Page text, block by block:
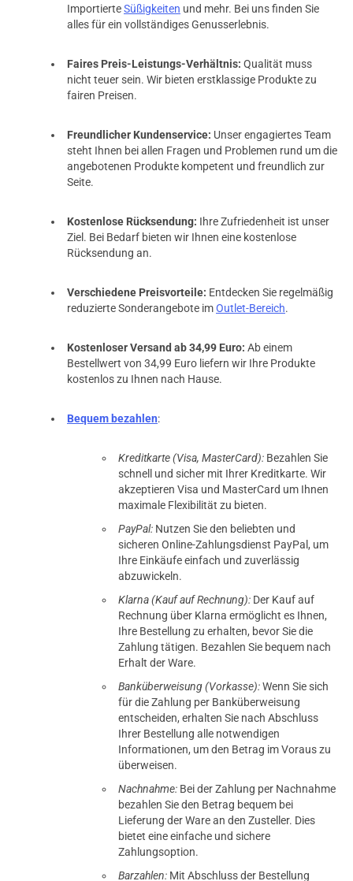
next
ImportierteSüßigkeiten und mehr. Bei uns finden Sie
alles für ein vollständiges Genusserlebnis.
Faires Preis-Leistungs-Verhältnis: Qualität muss
nicht teuer sein. Wir bieten erstklassige Produkte zu
fairen Preisen.
Freundlicher Kundenservice: Unser engagiertes Team
steht Ihnen bei allen Fragen und Problemen rund um die
angebotenen Produkte kompetent und freundlich zur
Seite.
Kostenlose Rücksendung: Ihre Zufriedenheit ist unser
Ziel. Bei Bedarf bieten wir Ihnen eine kostenlose
Rücksendung an.
Verschiedene Preisvorteile: Entdecken Sie regelmäßig
reduzierte Sonderangebote imOutlet-Bereich.
Kostenloser Versand ab 34,99 Euro: Ab einem
Bestellwert von 34,99 Euro liefern wir Ihre Produkte
kostenlos zu Ihnen nach Hause.
Bequem bezahlen:
Kreditkarte (Visa, MasterCard): Bezahlen Sie
schnell und sicher mit Ihrer Kreditkarte. Wir
akzeptieren Visa und MasterCard um Ihnen
maximale Flexibilität zu bieten.
PayPal: Nutzen Sie den beliebten und
sicheren Online-Zahlungsdienst PayPal, um
Ihre Einkäufe einfach und zuverlässig
abzuwickeln.
Klarna (Kauf auf Rechnung): Der Kauf auf
Rechnung über Klarna ermöglicht es Ihnen,
Ihre Bestellung zu erhalten, bevor Sie die
Zahlung tätigen. Bezahlen Sie bequem nach
Erhalt der Ware.
Banküberweisung (Vorkasse):Wenn Sie sich
für die Zahlung per Banküberweisung
entscheiden, erhalten Sie nach Abschluss
Ihrer Bestellung alle notwendigen
Informationen, um den Betrag im Voraus zu
überweisen.
Nachnahme: Bei der Zahlung per Nachnahme
bezahlen Sie den Betrag bequem bei
Lieferung der Ware an den Zusteller. Dies
bietet eine einfache und sichere
Zahlungsoption.
Barzahlen: Mit Abschluss der Bestellung